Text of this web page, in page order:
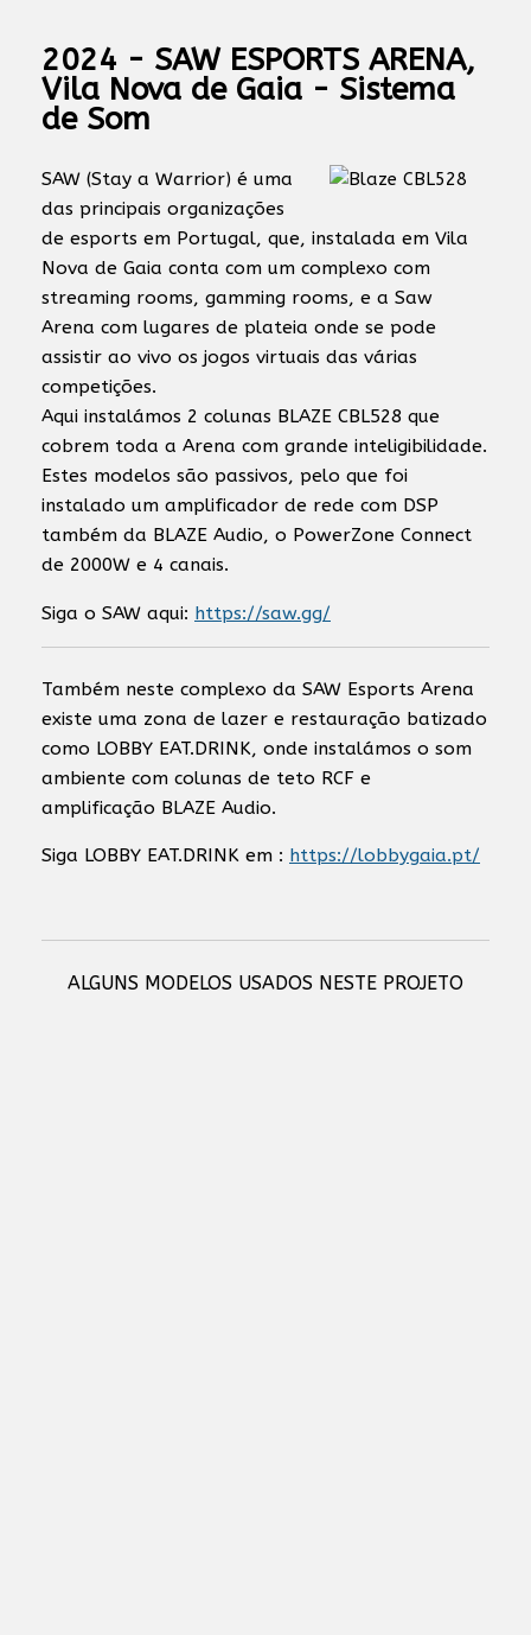
2024 - SAW ESPORTS ARENA,
Vila Nova de Gaia - Sistema
de Som
SAW (Stay a Warrior) é uma
das principais organizações
de esports em Portugal, que, instalada em Vila
Nova de Gaia conta com um complexo com
streaming rooms, gamming rooms, e a Saw
Arena com lugares de plateia onde se pode
assistir ao vivo os jogos virtuais das várias
competições.
Aqui instalámos 2 colunas BLAZE CBL528 que
cobrem toda a Arena com grande inteligibilidade.
Estes modelos são passivos, pelo que foi
instalado um amplificador de rede com DSP
também da BLAZE Audio, o PowerZone Connect
de 2000W e 4 canais.
Siga o SAW aqui: https://saw.gg/
Também neste complexo da SAW Esports Arena
existe uma zona de lazer e restauração batizado
como LOBBY EAT.DRINK, onde instalámos o som
ambiente com colunas de teto RCF e
amplificação BLAZE Audio.
Siga LOBBY EAT.DRINK em : https://lobbygaia.pt/
ALGUNS MODELOS USADOS NESTE PROJETO